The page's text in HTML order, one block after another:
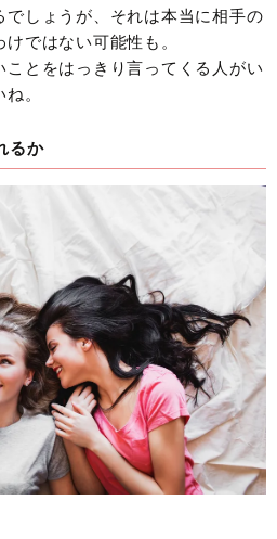
でしょうが、それは本当に相手の
ではない可能性も。
とをはっきり言ってくる人がい
。
るか